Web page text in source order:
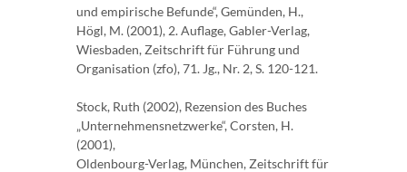
und empirische Befunde“, Gemünden, H.,
Högl, M. (2001), 2. Auflage, Gabler-Verlag,
Wiesbaden, Zeitschrift für Führung und
Organisation (zfo), 71. Jg., Nr. 2, S. 120-121.
Stock, Ruth (2002), Rezension des Buches
„Unternehmensnetzwerke“, Corsten, H.
(2001),
Oldenbourg-Verlag, München, Zeitschrift für